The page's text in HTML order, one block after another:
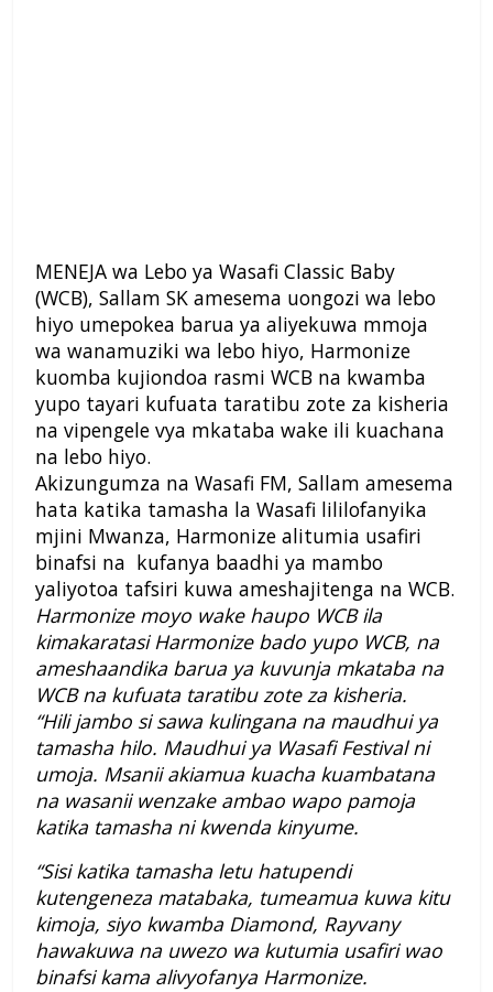
MENEJA wa Lebo ya Wasafi Classic Baby
(WCB), Sallam SK amesema uongozi wa lebo
hiyo umepokea barua ya aliyekuwa mmoja
wa wanamuziki wa lebo hiyo, Harmonize
kuomba kujiondoa rasmi WCB na kwamba
yupo tayari kufuata taratibu zote za kisheria
na vipengele vya mkataba wake ili kuachana
na lebo hiyo.
Akizungumza na Wasafi FM, Sallam amesema
hata katika tamasha la Wasafi lililofanyika
mjini Mwanza, Harmonize alitumia usafiri
binafsi na kufanya baadhi ya mambo
yaliyotoa tafsiri kuwa ameshajitenga na WCB.
Harmonize moyo wake haupo WCB ila
kimakaratasi Harmonize bado yupo WCB, na
ameshaandika barua ya kuvunja mkataba na
WCB na kufuata taratibu zote za kisheria.
“Hili jambo si sawa kulingana na maudhui ya
tamasha hilo. Maudhui ya Wasafi Festival ni
umoja. Msanii akiamua kuacha kuambatana
na wasanii wenzake ambao wapo pamoja
katika tamasha ni kwenda kinyume.
“Sisi katika tamasha letu hatupendi
kutengeneza matabaka, tumeamua kuwa kitu
kimoja, siyo kwamba Diamond, Rayvany
hawakuwa na uwezo wa kutumia usafiri wao
binafsi kama alivyofanya Harmonize.